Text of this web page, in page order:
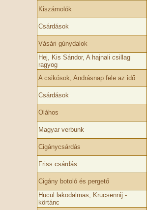
Kiszámolók
Csárdások
Vásári gúnydalok
Hej, Kis Sándor, A hajnali csillag
ragyog
A csikósok, Andrásnap fele az idő
Csárdások
Oláhos
Magyar verbunk
Cigánycsárdás
Friss csárdás
Cigány botoló és pergető
Hucul lakodalmas, Krucsennij -
körtánc